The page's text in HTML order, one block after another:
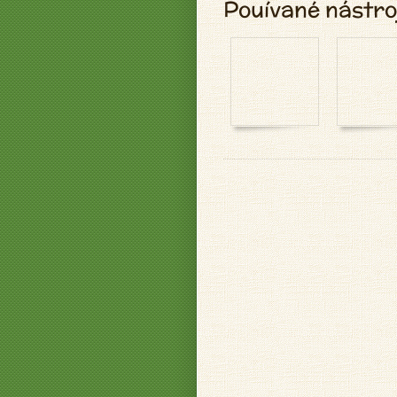
Pouívané